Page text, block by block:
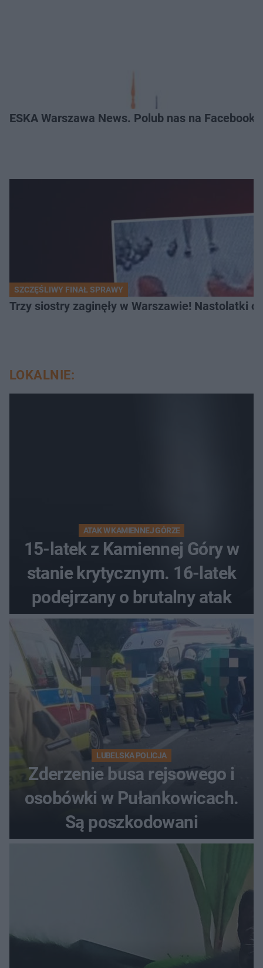
ESKA Warszawa News. Polub nas na
SZCZĘŚLIWY FINAŁ SPRAWY
Trzy siostry zaginęły w Warszawie! Nastolatki
LOKALNIE:
ATAK W KAMIENNEJ GÓRZE
15-latek z Kamiennej Góry w
stanie krytycznym. 16-latek
podejrzany o brutalny atak
LUBELSKA POLICJA
Zderzenie busa rejsowego i
osobówki w Pułankowicach.
Są poszkodowani